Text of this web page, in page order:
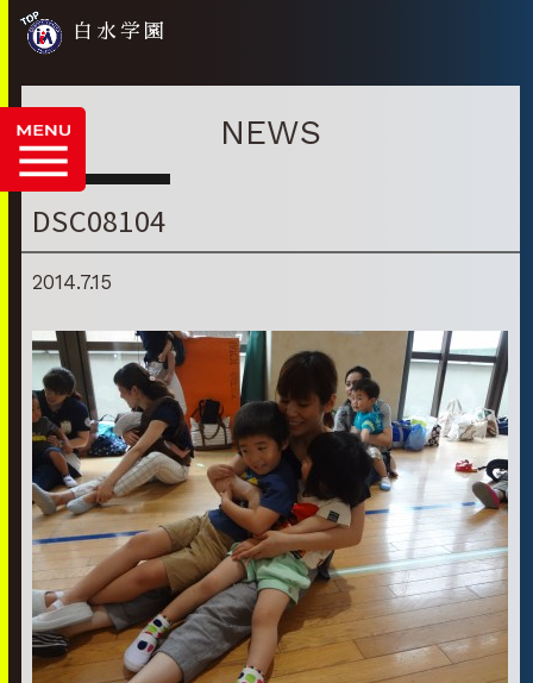
白水学園
NEWS
DSC08104
2014.7.15